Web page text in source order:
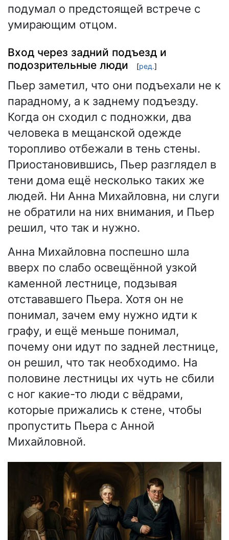
подумал о предстоящей встрече с
умирающим отцом.
Вход через задний подъезд и
подозрительные люди
[ред.]
Пьер заметил, что они подъехали не к
парадному, а к заднему подъезду.
Когда он сходил с подножки, два
человека в мещанской одежде
торопливо отбежали в тень стены.
Приостановившись, Пьер разглядел в
тени дома ещё несколько таких же
людей. Ни Анна Михайловна, ни слуги
не обратили на них внимания, и Пьер
решил, что так и нужно.
Анна Михайловна поспешно шла
вверх по слабо освещённой узкой
каменной лестнице, подзывая
отстававшего Пьера. Хотя он не
понимал, зачем ему нужно идти к
графу, и ещё меньше понимал,
почему они идут по задней лестнице,
он решил, что так необходимо. На
половине лестницы их чуть не сбили
с ног какие-то люди с вёдрами,
которые прижались к стене, чтобы
пропустить Пьера с Анной
Михайловной.